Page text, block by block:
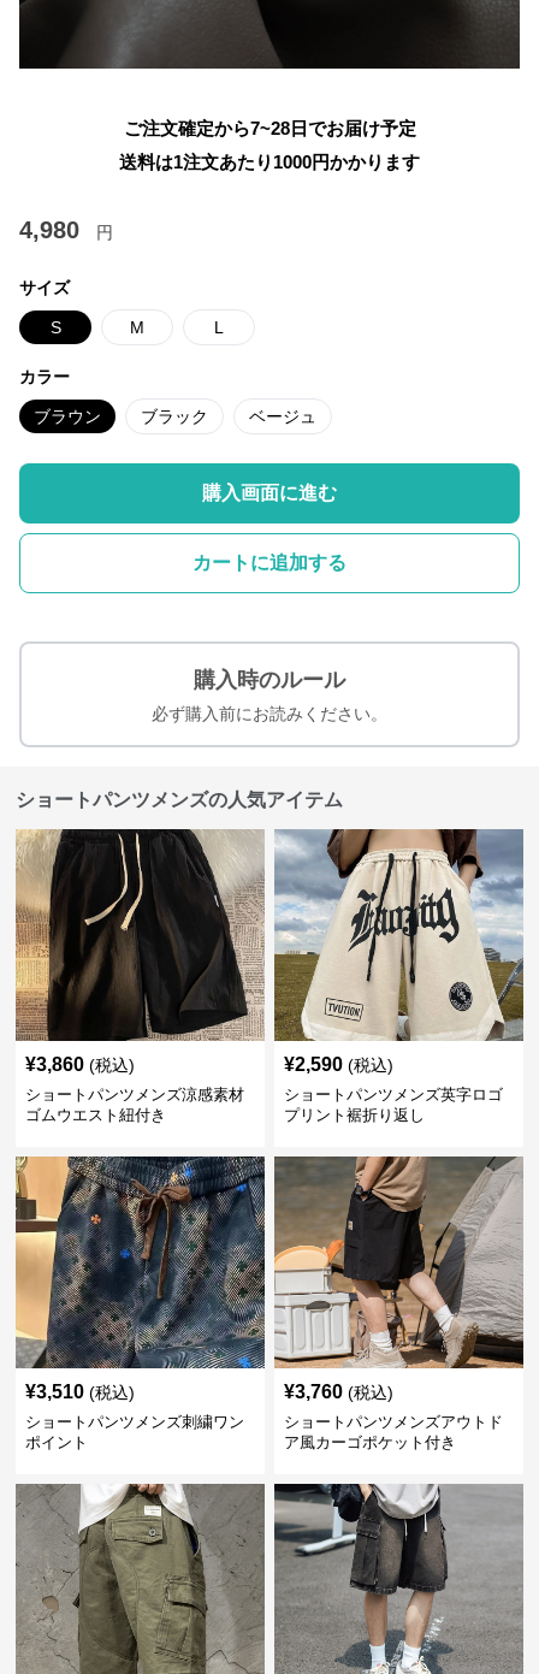
ご注文確定から7~28日でお届け予定
送料は1注文あたり 1000円かかります
4,980 円
サイズ
S M L
カラー
ブラウン ブラック ベージュ
購入画面に進む
カートに追加する
購入時のルール
必ず購入前にお読みください。
ショートパンツメンズの人気アイテム
¥3,860 (税込)
ショートパンツメンズ涼感素材
ゴムウエスト紐付き
¥2,590 (税込)
ショートパンツメンズ英字ロゴ
プリント裾折り返し
¥3,510 (税込)
ショートパンツメンズ刺繍ワン
ポイント
¥3,760 (税込)
ショートパンツメンズアウトド
ア風カーゴポケット付き